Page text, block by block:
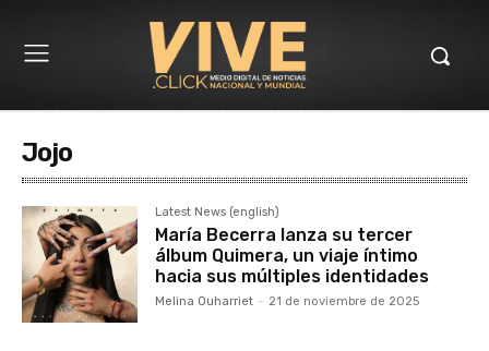
Jojo
Latest News (english)
María Becerra lanza su tercer
álbum Quimera, un viaje íntimo
hacia sus múltiples identidades
Melina Ouharriet - 21 de noviembre de 2025